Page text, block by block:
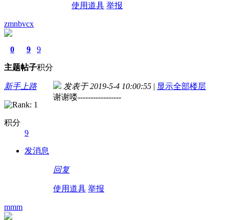
使用道具 举报
zmnbvcx
0
主题
9
帖子
9
积分
新手上路
积分
9
发消息
发表于 2019-5-4 10:00:55 | 显示全部楼层
谢谢喽-----------------
回复
使用道具 举报
mmm